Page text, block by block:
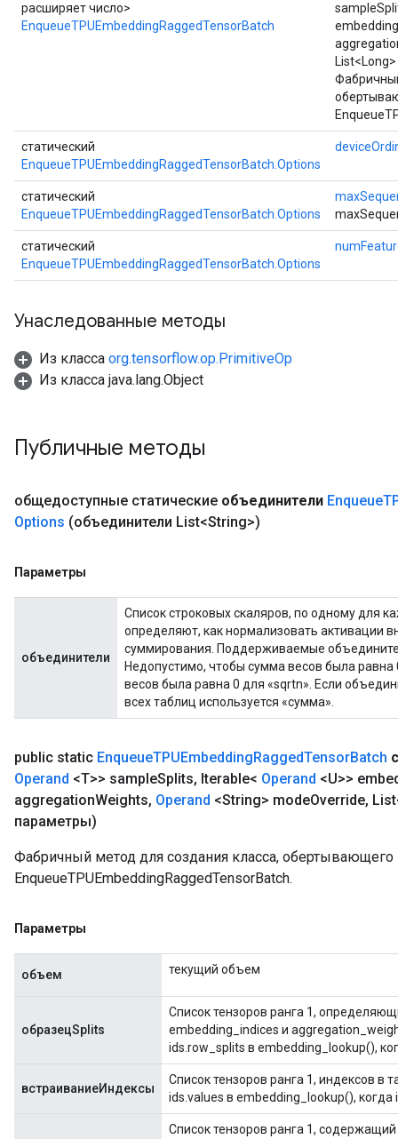
расширяет число>
EnqueueTPUEmbeddingRaggedTensorBatch
статический
EnqueueTPUEmbeddingRaggedTensorBatch.Options
статический
EnqueueTPUEmbeddingRaggedTensorBatch.Options
статический
EnqueueTPUEmbeddingRaggedTensorBatch.Options
Унаследованные методы
Из класса org.tensorflow.op.PrimitiveOp
Из класса java.lang.Object
Публичные методы
общедоступные статические объединители Enqueue
Options (объединители List<String>)
Параметры
объединители
Список строковых скаляров, по одному для
определяют, как нормализовать активации
суммирования. Поддерживаемые
Недопустимо, чтобы сумма весов была
весов была равна 0 для «sqrtn». Если
всех таблиц используется «сумма».
public static EnqueueTPUEmbeddingRaggedTensorBatch
Operand <T>> sampleSplits, Iterable< Operand <U>>
aggregationWeights, Operand <String> modeOverride,
параметры)
Фабричный метод для создания класса,
EnqueueTPUEmbeddingRaggedTensorBatch.
Параметры
объем текущий объем
образецSplits
Список тензоров ранга 1,
embedding_indices и
ids.row_splits в embedding_lookup(),
встраиваниеИндексы
Список тензоров ранга 1, индексов в
ids.values ​​в embedding_lookup(), когда
Список тензоров ранга 1,